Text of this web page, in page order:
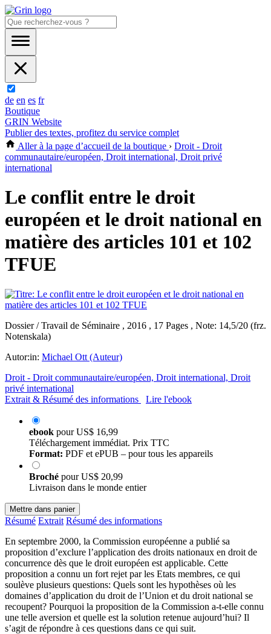
de en es fr
Boutique
GRIN Website
Publier des textes, profitez du service complet
Aller à la page d’accueil de la boutique › Droit - Droit
communautaire/européen, Droit international, Droit privé
international
Le conflit entre le droit
européen et le droit national en
matière des articles 101 et 102
TFUE
Dossier / Travail de Séminaire , 2016 , 17 Pages , Note: 14,5/20 (frz.
Notenskala)
Autor:in: Michael Ott (Auteur)
Droit - Droit communautaire/européen, Droit international, Droit
privé international
Extrait & Résumé des informations
Lire l'ebook
ebook pourUS$ 16,99
Téléchargement immédiat. Prix TTC
Format: PDF et ePUB – pour tous les appareils
Broché pourUS$ 20,99
Livraison dans le monde entier
Mettre dans panier
Résumé Extrait Résumé des informations
En septembre 2000, la Commission européenne a publié sa
proposition d’exclure l’application des droits nationaux en droit de
concurrence dès que le droit européen est applicable. Cette
proposition a connu un fort rejet par les Etats membres, ce qui
soulève plusieurs questions: Quels sont les hypothèses où les
domaines d’application du droit de l’Union et du droit national se
recoupent? Pourquoi la proposition de la Commission a-t-elle connu
une telle aversion et quelle est la solution retenue aujourd’hui? Il
s’agit de répondre à ces questions dans ce qui suit.